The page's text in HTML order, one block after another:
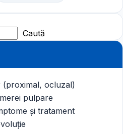
Caută
(proximal, ocluzal)
pulpare
și tratament